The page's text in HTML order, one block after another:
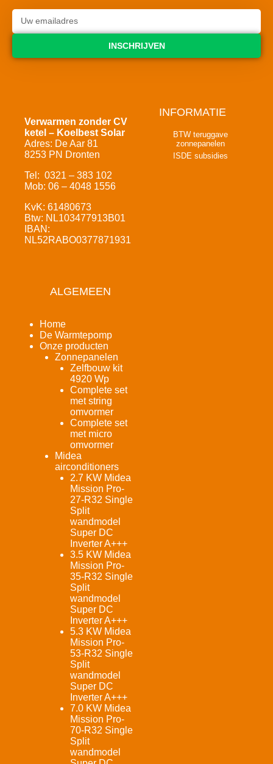
INSCHRIJVEN
Verwarmen zonder CV
ketel – Koelbest Solar
Adres: De Aar 81
8253 PN Dronten
Tel: 0321 – 383 102
Mob: 06 – 4048 1556
KvK: 61480673
Btw: NL103477913B01
IBAN:
NL52RABO0377871931
INFORMATIE
BTW teruggave
zonnepanelen
ISDE subsidies
ALGEMEEN
Home
De Warmtepomp
Onze producten
Zonnepanelen
Zelfbouw kit
4920 Wp
Complete set
met string
omvormer
Complete set
met micro
omvormer
Midea
airconditioners
2.7 KW Midea
Mission Pro-
27-R32 Single
Split
wandmodel
Super DC
Inverter A+++
3.5 KW Midea
Mission Pro-
35-R32 Single
Split
wandmodel
Super DC
Inverter A+++
5.3 KW Midea
Mission Pro-
53-R32 Single
Split
wandmodel
Super DC
Inverter A+++
7.0 KW Midea
Mission Pro-
70-R32 Single
Split
wandmodel